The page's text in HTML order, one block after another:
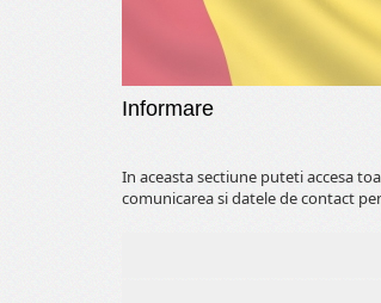
Informare
In aceasta sectiune puteti accesa
comunicarea si datele de contact